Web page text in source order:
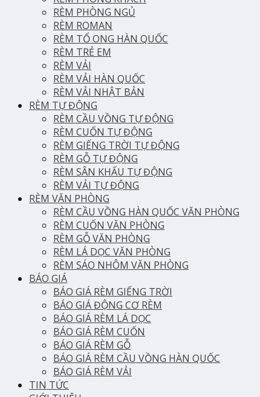
RÈM PHÒNG NGỦ
RÈM ROMAN
RÈM TỔ ONG HÀN QUỐC
RÈM TRẺ EM
RÈM VẢI
RÈM VẢI HÀN QUỐC
RÈM VẢI NHẬT BẢN
RÈM TỰ ĐỘNG
RÈM CẦU VỒNG TỰ ĐỘNG
RÈM CUỐN TỰ ĐỘNG
RÈM GIẾNG TRỜI TỰ ĐỘNG
RÈM GỖ TỰ ĐỘNG
RÈM SÂN KHẤU TỰ ĐỘNG
RÈM VẢI TỰ ĐỘNG
RÈM VĂN PHÒNG
RÈM CẦU VỒNG HÀN QUỐC VĂN PHÒNG
RÈM CUỐN VĂN PHÒNG
RÈM GỖ VĂN PHÒNG
RÈM LÁ DỌC VĂN PHÒNG
RÈM SÁO NHÔM VĂN PHÒNG
BÁO GIÁ
BÁO GIÁ RÈM GIẾNG TRỜI
BÁO GIÁ ĐỘNG CƠ RÈM
BÁO GIÁ RÈM LÁ DỌC
BÁO GIÁ RÈM CUỐN
BÁO GIÁ RÈM GỖ
BÁO GIÁ RÈM CẦU VỒNG HÀN QUỐC
BÁO GIÁ RÈM VẢI
TIN TỨC